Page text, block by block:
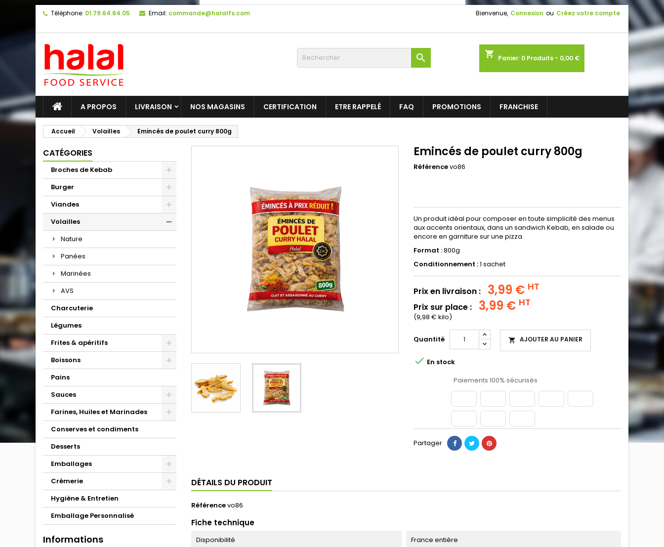
Téléphone: 01.79.64.84.05 Email: commande@halalfs.com Bienvenue, Connexion ou Créez votre compte
shopping_cart Panier: 0 Produits - 0,00 €

A PROPOS LIVRAISON NOS MAGASINS CERTIFICATION ETRE RAPPELÉ FAQ PROMOTIONS FRANCHISE
Accueil Volailles Emincés de poulet curry 800g
CATÉGORIES
Broches de Kebab
Burger
Viandes
Volailles
Nature
Panées
Marinées
AVS
Charcuterie
Légumes
Frites & apéritifs
Boissons
Pains
Sauces
Farines, Huiles et Marinades
Conserves et condiments
Desserts
Emballages
Crèmerie
Hygiène & Entretien
Emballage Personnalisé
Informations
Emincés de poulet curry 800g
Référencevo86
Un produit idéal pour composer en toute simplicité des menus
aux accents orientaux, dans un sandwich Kebab, en salade ou
encore en garniture sur une pizza.
Format :800g
Conditionnement :1 sachet
Prix en livraison : 3,99 € HT
Prix sur place : 3,99 € HT
(9,98 € kilo)
Quantité  AJOUTER AU PANIER
 En stock
Paiements 100% sécurisés
Partager
DÉTAILS DU PRODUIT
Référencevo86
Fiche technique
Disponibilité France entière